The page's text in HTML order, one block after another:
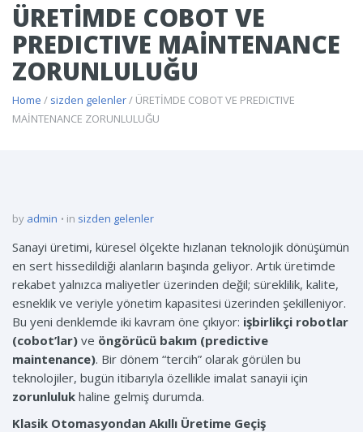
ÜRETİMDE COBOT VE
PREDICTIVE MAİNTENANCE
ZORUNLULUĞU
Home / sizden gelenler/ ÜRETİMDE COBOT VE PREDICTIVE
MAİNTENANCE ZORUNLULUĞU
by admin in sizden gelenler
Sanayi üretimi, küresel ölçekte hızlanan teknolojik dönüşümün
en sert hissedildiği alanların başında geliyor. Artık üretimde
rekabet yalnızca maliyetler üzerinden değil; süreklilik, kalite,
esneklik ve veriyle yönetim kapasitesi üzerinden şekilleniyor.
Bu yeni denklemde iki kavram öne çıkıyor: işbirlikçi robotlar
(cobot’lar) ve öngörücü bakım (predictive
maintenance). Bir dönem “tercih” olarak görülen bu
teknolojiler, bugün itibarıyla özellikle imalat sanayii için
zorunluluk haline gelmiş durumda.
Klasik Otomasyondan Akıllı Üretime Geçiş